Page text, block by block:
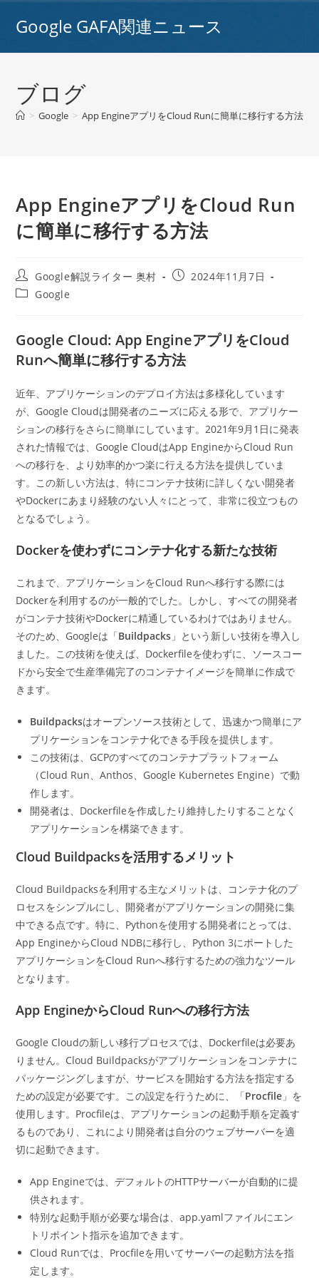
Google GAFA関連ニュース
ブログ
> Google > App EngineアプリをCloud Runに簡単に移行する方法
App EngineアプリをCloud Run
に簡単に移行する方法
投
稿
者:
Google解説ライター 奥村
投
2024年11月7日
投
テ
ゴ
リ
Google
Google Cloud: App EngineアプリをCloud
Runへ簡単に移行する方法
近年、アプリケーションのデプロイ方法は多様化しています
が、Google Cloudは開発者のニーズに応える形で、アプリケー
ションの移行をさらに簡単にしています。2021年9月1日に発表
された情報では、Google CloudはApp EngineからCloud Run
への移行を、より効率的かつ楽に行える方法を提供していま
す。この新しい方法は、特にコンテナ技術に詳しくない開発者
やDockerにあまり経験のない人々にとって、非常に役立つもの
となるでしょう。
Dockerを使わずにコンテナ化する新たな技術
これまで、アプリケーションをCloud Runへ移行する際には
Dockerを利用するのが一般的でした。しかし、すべての開発者
がコンテナ技術やDockerに精通しているわけではありません。
そのため、Googleは「Buildpacks 」という新しい技術を導入し
ました。この技術を使えば、Dockerfileを使わずに、ソースコー
ドから安全で生産準備完了のコンテナイメージを簡単に作成で
きます。
Buildpacksはオープンソース技術として、迅速かつ簡単にア
プリケーションをコンテナ化できる手段を提供します。
この技術は、GCPのすべてのコンテナプラットフォーム
（Cloud Run、Anthos、Google Kubernetes Engine）で動
作します。
開発者は、Dockerfileを作成したり維持したりすることなく
アプリケーションを構築できます。
Cloud Buildpacksを活用するメリット
Cloud Buildpacksを利用する主なメリットは、コンテナ化のプ
ロセスをシンプルにし、開発者がアプリケーションの開発に集
中できる点です。特に、Pythonを使用する開発者にとっては、
App EngineからCloud NDBに移行し、Python 3にポートした
アプリケーションをCloud Runへ移行するための強力なツール
となります。
App EngineからCloud Runへの移行方法
Google Cloudの新しい移行プロセスでは、Dockerfileは必要あ
りません。Cloud Buildpacksがアプリケーションをコンテナに
パッケージングしますが、サービスを開始する方法を指定する
ための設定が必要です。この設定を行うために、「Procfile 」を
使用します。Procfileは、アプリケーションの起動手順を定義す
るものであり、これにより開発者は自分のウェブサーバーを適
切に起動できます。
App Engineでは、デフォルトのHTTPサーバーが自動的に提
供されます。
特別な起動手順が必要な場合は、app.yamlファイルにエン
トリポイント指示を追加できます。
Cloud Runでは、Procfileを用いてサーバーの起動方法を指
定します。